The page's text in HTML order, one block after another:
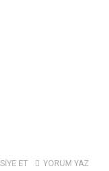
ET YORUM YAZ